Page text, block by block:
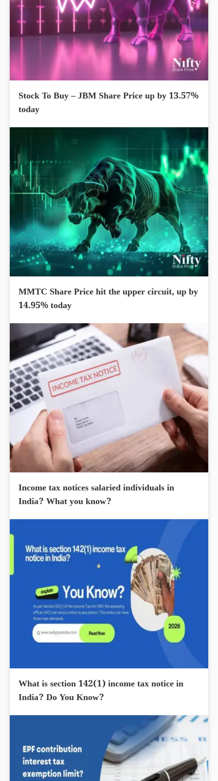
Stock To Buy – JBM Share Price up by 13.57%
today
MMTC Share Price hit the upper circuit, up by
14.95% today
Income tax notices salaried individuals in
India? What you know?
What is section 142(1) income tax notice in
India? Do You Know?